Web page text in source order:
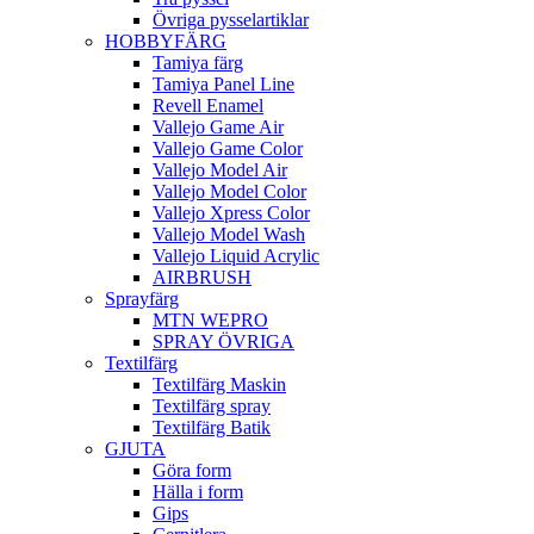
Övriga pysselartiklar
HOBBYFÄRG
Tamiya färg
Tamiya Panel Line
Revell Enamel
Vallejo Game Air
Vallejo Game Color
Vallejo Model Air
Vallejo Model Color
Vallejo Xpress Color
Vallejo Model Wash
Vallejo Liquid Acrylic
AIRBRUSH
Sprayfärg
MTN WEPRO
SPRAY ÖVRIGA
Textilfärg
Textilfärg Maskin
Textilfärg spray
Textilfärg Batik
GJUTA
Göra form
Hälla i form
Gips